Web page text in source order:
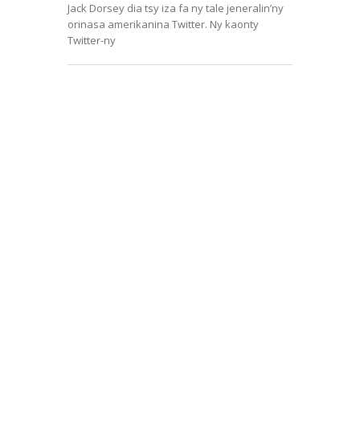
Jack Dorsey dia tsy iza fa ny tale jeneralin’ny
orinasa amerikanina Twitter. Ny kaonty
Twitter-ny